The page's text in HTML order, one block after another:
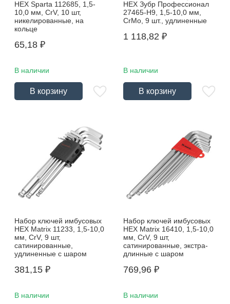
HEX Sparta 112685, 1,5-
10,0 мм, CrV, 10 шт,
никелированные, на
кольце
65,18 ₽
В наличии
В корзину
HEX Зубр Профессионал
27465-Н9, 1,5-10,0 мм,
CrMo, 9 шт., удлиненные
1 118,82 ₽
В наличии
В корзину
Набор ключей имбусовых
HEX Matrix 11233, 1,5-10,0
мм, CrV, 9 шт,
сатинированные,
удлиненные с шаром
381,15 ₽
В наличии
Набор ключей имбусовых
HEX Matrix 16410, 1,5-10,0
мм, CrV, 9 шт,
сатинированные, экстра-
длинные с шаром
769,96 ₽
В наличии